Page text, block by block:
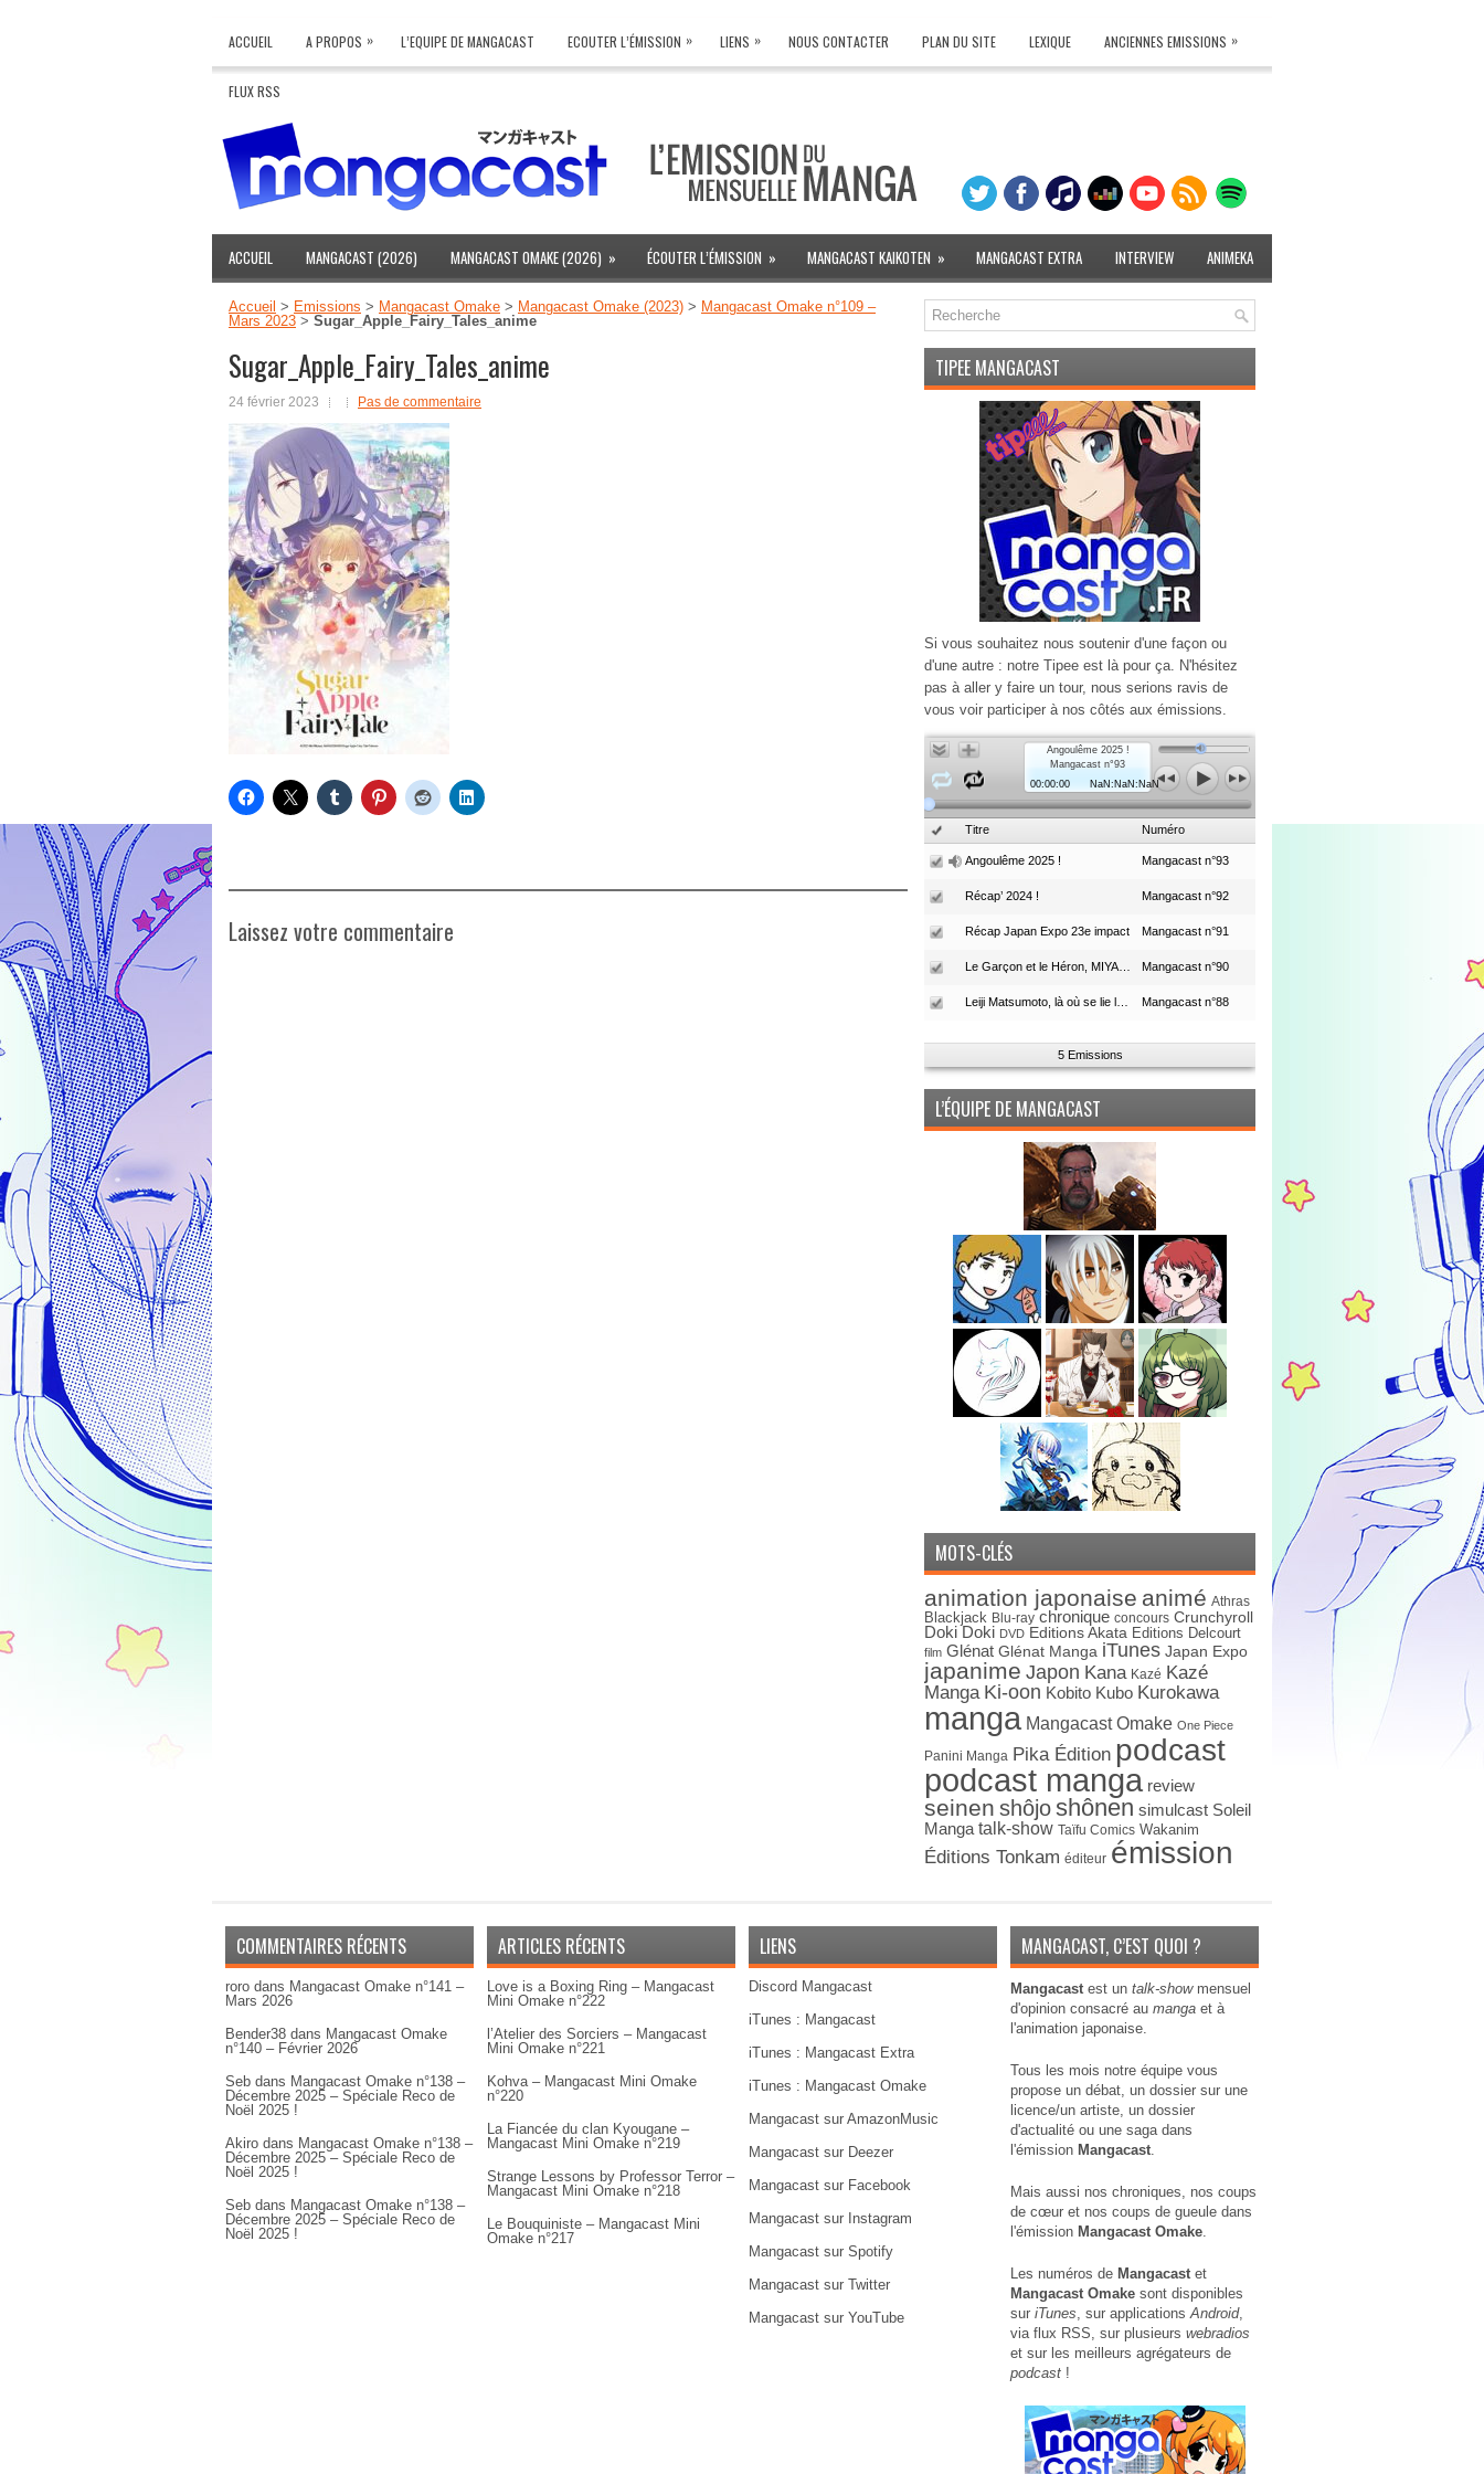
ACCUEIL A PROPOS » L’EQUIPE DE MANGACAST ECOUTER L’ÉMISSION » LIENS » NOUS CONTACTER PLAN DU SITE LEXIQUE ANCIENNES EMISSIONS »
FLUX RSS
ACCUEIL MANGACAST (2026) MANGACAST OMAKE (2026) » ÉCOUTER L’ÉMISSION » MANGACAST KAIKOTEN » MANGACAST EXTRA INTERVIEW ANIMEKA
Accueil > Emissions > Mangacast Omake > Mangacast Omake (2023) > Mangacast Omake n°109 –
Mars 2023 > Sugar_Apple_Fairy_Tales_anime
Sugar_Apple_Fairy_Tales_anime
24 février 2023 Pas de commentaire
Laissez votre commentaire
TIPEE MANGACAST
Si vous souhaitez nous soutenir d'une façon ou
d'une autre : notre Tipee est là pour ça. N'hésitez
pas à aller y faire un tour, nous serions ravis de
vous voir participer à nos côtés aux émissions.
Angoulême 2025 !
Mangacast n°93
00:00:00
NaN:NaN:NaN
Titre Numéro
Angoulême 2025 ! Mangacast n°93
Récap’ 2024 ! Mangacast n°92
Récap Japan Expo 23e impact Mangacast n°91
Mangacast n°90
Mangacast n°88
5 Emissions
L’ÉQUIPE DE MANGACAST
MOTS-CLÉS
animation japonaise animé Athras
Blackjack Blu-ray chronique concours Crunchyroll
Doki Doki DVD Editions Akata Editions Delcourt
film Glénat Glénat Manga iTunes Japan Expo
japanime Japon Kana Kazé Kazé
Manga Ki-oon Kobito Kubo Kurokawa
manga Mangacast Omake One Piece
Panini Manga Pika Édition podcast
podcast manga review
seinen shôjoshônen simulcast Soleil
Manga talk-show Taïfu Comics Wakanim
Éditions Tonkam éditeur émission
COMMENTAIRES RÉCENTS
roro dans Mangacast Omake n°141 –
Mars 2026
Bender38 dans Mangacast Omake
n°140 – Février 2026
Seb dans Mangacast Omake n°138 –
Décembre 2025 – Spéciale Reco de
Noël 2025 !
Akiro dans Mangacast Omake n°138 –
Décembre 2025 – Spéciale Reco de
Noël 2025 !
Seb dans Mangacast Omake n°138 –
Décembre 2025 – Spéciale Reco de
Noël 2025 !
ARTICLES RÉCENTS
Love is a Boxing Ring – Mangacast
Mini Omake n°222
l’Atelier des Sorciers – Mangacast
Mini Omake n°221
Kohva – Mangacast Mini Omake
n°220
La Fiancée du clan Kyougane –
Mangacast Mini Omake n°219
Strange Lessons by Professor Terror –
Mangacast Mini Omake n°218
Le Bouquiniste – Mangacast Mini
Omake n°217
LIENS
Discord Mangacast
iTunes : Mangacast
iTunes : Mangacast Extra
iTunes : Mangacast Omake
Mangacast sur AmazonMusic
Mangacast sur Deezer
Mangacast sur Facebook
Mangacast sur Instagram
Mangacast sur Spotify
Mangacast sur Twitter
Mangacast sur YouTube
MANGACAST, C’EST QUOI ?
Mangacastest un talk-showmensuel
d'opinion consacré au manga et à
l'animation japonaise.
Tous les mois notre équipe vous
propose un débat, un dossier sur une
licence/un artiste, un dossier
d'actualité ou une saga dans
l'émission Mangacast.
Mais aussi nos chroniques, nos coups
de cœur et nos coups de gueule dans
l'émission Mangacast Omake.
Les numéros de Mangacastet
Mangacast Omake sont disponibles
sur iTunes, sur applicationsAndroid,
via flux RSS, sur plusieurs webradios
et sur les meilleurs agrégateurs de
podcast !